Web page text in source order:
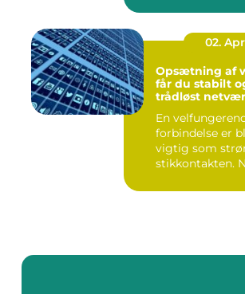
02. Apr
Opsætning af
får du stabilt
trådløst
En
forbindelse er
vigtig som
stikkontakten.